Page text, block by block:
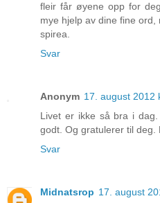
fleir får øyene opp for
mye hjelp av dine fine
spirea.
Svar
Anonym 17. august 2012
Livet er ikke så bra i
godt. Og gratulerer til deg.
Svar
Midnatsrop 17. august